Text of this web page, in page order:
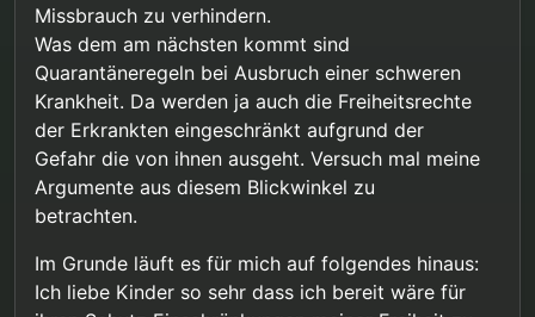
Missbrauch zu verhindern.
Was dem am nächsten kommt sind
Quarantäneregeln bei Ausbruch einer schweren
Krankheit. Da werden ja auch die Freiheitsrechte
der Erkrankten eingeschränkt aufgrund der
Gefahr die von ihnen ausgeht. Versuch mal meine
Argumente aus diesem Blickwinkel zu
betrachten.
Im Grunde läuft es für mich auf folgendes hinaus:
Ich liebe Kinder so sehr dass ich bereit wäre für